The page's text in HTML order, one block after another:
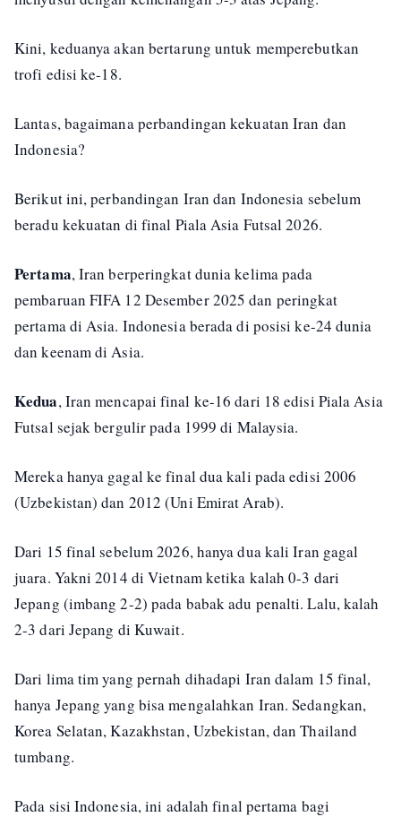
Kini, keduanya akan bertarung untuk memperebutkan
trofi edisi ke-18.
Lantas, bagaimana perbandingan kekuatan Iran dan
Indonesia?
Berikut ini, perbandingan Iran dan Indonesia sebelum
beradu kekuatan di final Piala Asia Futsal 2026.
Pertama, Iran berperingkat dunia kelima pada
pembaruan FIFA 12 Desember 2025 dan peringkat
pertama di Asia. Indonesia berada di posisi ke-24 dunia
dan keenam di Asia.
Kedua, Iran mencapai final ke-16 dari 18 edisi Piala Asia
Futsal sejak bergulir pada 1999 di Malaysia.
Mereka hanya gagal ke final dua kali pada edisi 2006
(Uzbekistan) dan 2012 (Uni Emirat Arab).
Dari 15 final sebelum 2026, hanya dua kali Iran gagal
juara. Yakni 2014 di Vietnam ketika kalah 0-3 dari
Jepang (imbang 2-2) pada babak adu penalti. Lalu, kalah
2-3 dari Jepang di Kuwait.
Dari lima tim yang pernah dihadapi Iran dalam 15 final,
hanya Jepang yang bisa mengalahkan Iran. Sedangkan,
Korea Selatan, Kazakhstan, Uzbekistan, dan Thailand
tumbang.
Pada sisi Indonesia, ini adalah final pertama bagi